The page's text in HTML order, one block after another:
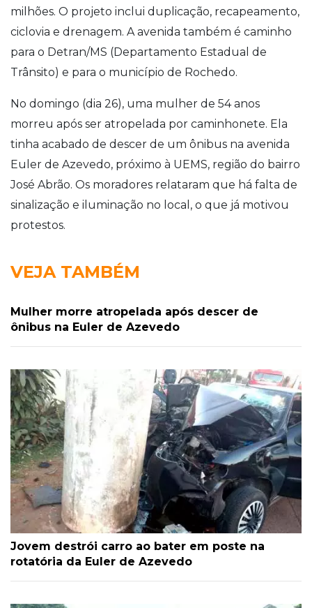
milhões. O projeto inclui duplicação, recapeamento,
ciclovia e drenagem. A avenida também é caminho
para o Detran/MS (Departamento Estadual de
Trânsito) e para o município de Rochedo.
No domingo (dia 26), uma mulher de 54 anos
morreu após ser atropelada por caminhonete. Ela
tinha acabado de descer de um ônibus na avenida
Euler de Azevedo, próximo à UEMS, região do bairro
José Abrão. Os moradores relataram que há falta de
sinalização e iluminação no local, o que já motivou
protestos.
VEJA TAMBÉM
Mulher morre atropelada após descer de
ônibus na Euler de Azevedo
Jovem destrói carro ao bater em poste na
rotatória da Euler de Azevedo